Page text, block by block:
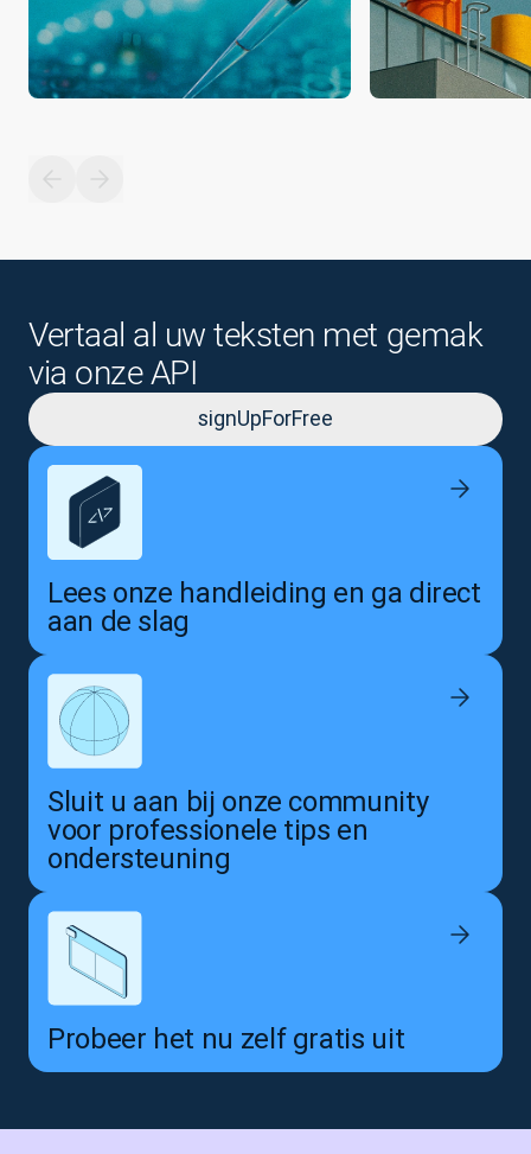
Vertaal al uw teksten met gemak
via onze API
signUpForFree
Lees onze handleiding en ga direct
aan de slag
Sluit u aan bij onze community
voor professionele tips en
ondersteuning
Probeer het nu zelf gratis uit